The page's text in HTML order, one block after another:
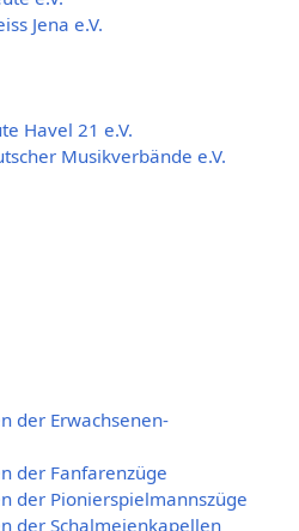
Jena e.V.
Havel 21 e.V.
Musikverbände e.V.
der Erwachsenen-
der Fanfarenzüge
der Pionierspielmannszüge
der Schalmeienkapellen